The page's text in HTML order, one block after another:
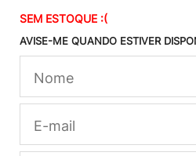
SEM ESTOQUE :(
AVISE-ME QUANDO ESTIVER